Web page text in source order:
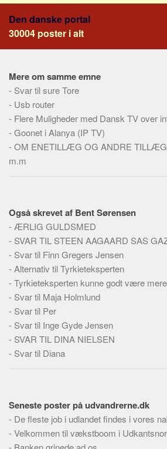
Social sikring og sundhed
Transport
Aspekter
Køb og salg
Økonomi
Jura og regler
Skatter og afgifter
Alle
Meta
Dokumenttyper
Emner
Skribenter
Personer
Kilder
Forhistorien
Redigering
Den danske portal
30004 poster i alt
Mere om samme emne
- Svar til sure Tore
- Usb router
- Flere Muligheder med Dansk TV over
-Goonet i Alanya (IP TV)
-OM ENETILLÆG OG ANDRE TILLÆG
m.m
Også skrevet af Bent Sørensen
-ÆRLIG GULDSMED
- SVAR TIL STEEN AAGAARD SAS
- Svar til Finn Gregers Jensen
-Alternativ til Tyrkieteksperten
-Tyrkieteksperten kunne godt være
- Svar til Maja Holmlund
- Svar til Per
- Svar til Inge Gyde Jensen
- SVAR TIL DINA NIELSEN
- Svar til Diana
Seneste poster på udvandrerne.dk
- De fleste job i udlandet findes i vores
-Velkommen til vækstboom i